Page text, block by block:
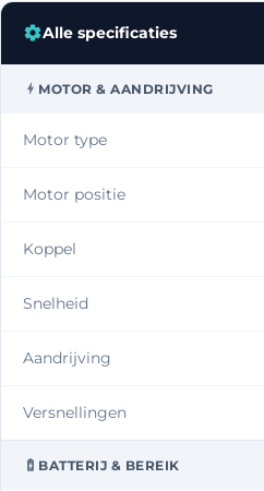
Alle specificaties
MOTOR & AANDRIJVING
Motor type
Motor positie
Koppel
Snelheid
Aandrijving
Versnellingen
BATTERIJ & BEREIK